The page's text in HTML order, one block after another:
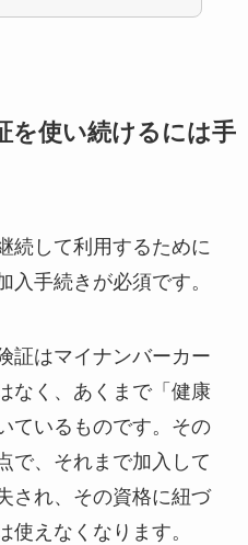
を使い続けるには手
続して利用するために
入手続きが必須です。
証はマイナンバーカー
なく、あくまで「健康
ているものです。その
で、それまで加入して
され、その資格に紐づ
使えなくなります。